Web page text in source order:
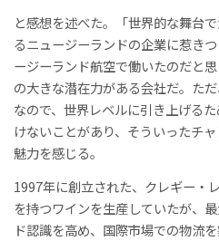
と感想を述べた。「世界的な舞台
るニュージーランドの企業に惹き
ージーランド航空で働いたのだと
の大きな潜在力がある会社だ。た
なので、世界レベルに引き上げる
けないことがあり、そういったチ
魅力を感じる。
1997年に創立された、クレギー・
を持つワインを生産していたが、
ド認識を高め、国際市場での物流